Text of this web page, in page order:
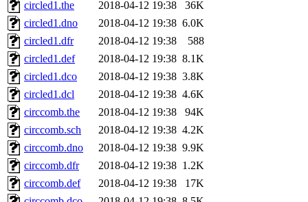
circled1.the
2018-04-12 19:38
36K
circled1.dno
2018-04-12 19:38 6.0K
circled1.dfr
2018-04-12 19:38
588
circled1.def
2018-04-12 19:38 8.1K
circled1.dco
2018-04-12 19:38 3.8K
circled1.dcl
2018-04-12 19:38 4.6K
circcomb.the
2018-04-12 19:38
94K
circcomb.sch
2018-04-12 19:38 4.2K
circcomb.dno
2018-04-12 19:38 9.9K
circcomb.dfr
2018-04-12 19:38 1.2K
circcomb.def
2018-04-12 19:38
17K